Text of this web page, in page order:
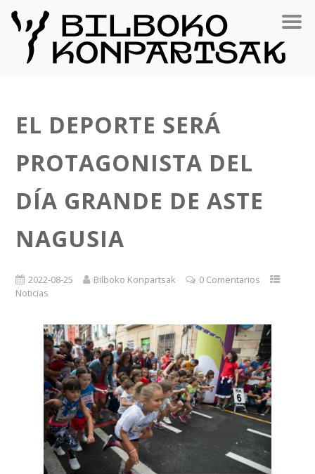
EL DEPORTE SERÁ
PROTAGONISTA DEL
DÍA GRANDE DE ASTE
NAGUSIA
2022-08-25 Bilboko Konpartsak
0 Comentarios
Noticias